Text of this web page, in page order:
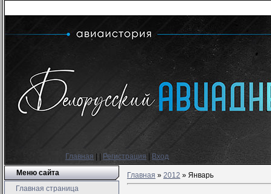
Главная Регистрация
Вход
Меню сайта
Главная страница
Главная»2012 » Январь